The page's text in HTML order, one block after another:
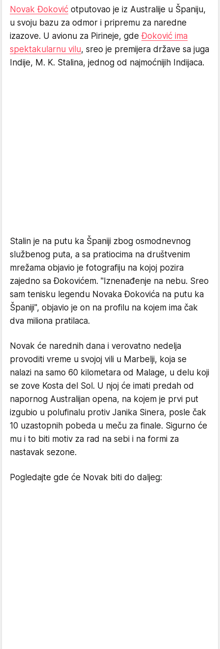
Novak Đoković otputovao je iz Australije u Španiju,
u svoju bazu za odmor i pripremu za naredne
izazove. U avionu za Pirineje, gdeĐoković ima
spektakularnu vilu, sreo je premijera države sa juga
Indije, M. K. Stalina, jednog od najmoćnijih Indijaca.
Stalin je na putu ka Španiji zbog osmodnevnog
službenog puta, a sa pratiocima na društvenim
mrežama objavio je fotografiju na kojoj pozira
zajedno sa Đokovićem. "Iznenađenje na nebu. Sreo
sam tenisku legendu Novaka Đokovića na putu ka
Španiji", objavio je on na profilu na kojem ima čak
dva miliona pratilaca.
Novak će narednih dana i verovatno nedelja
provoditi vreme u svojoj vili u Marbelji, koja se
nalazi na samo 60 kilometara od Malage, u delu koji
se zove Kosta del Sol. U njoj će imati predah od
napornog Australijan opena, na kojem je prvi put
izgubio u polufinalu protiv Janika Sinera, posle čak
10 uzastopnih pobeda u meču za finale. Sigurno će
mu i to biti motiv za rad na sebi i na formi za
nastavak sezone.
Pogledajte gde će Novak biti do daljeg: